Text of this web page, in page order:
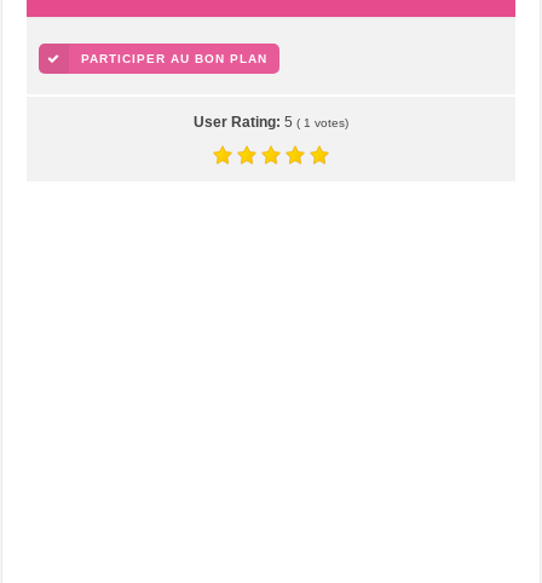
PARTICIPER AU BON PLAN
User Rating: 5 ( 1 votes)